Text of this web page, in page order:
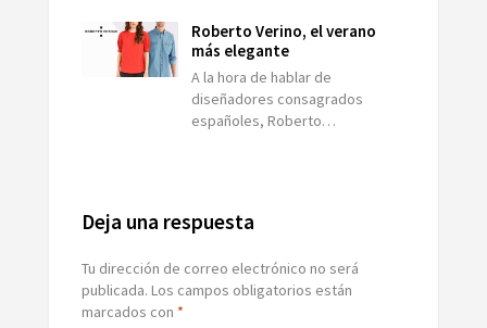
Roberto Verino, el verano
más elegante
A la hora de hablar de
diseñadores consagrados
españoles, Roberto…
Deja una respuesta
Tu dirección de correo electrónico no será
publicada. Los campos obligatorios están
marcados con *